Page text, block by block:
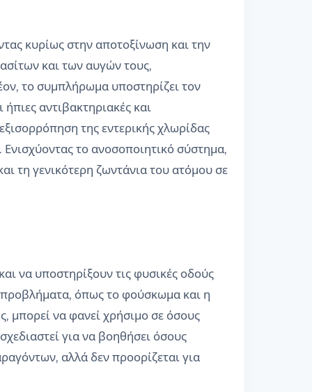
κυρίως στην αποτοξίνωση και την
και των αυγών τους,
το συμπλήρωμα υποστηρίζει τον
αντιβακτηριακές και
της εντερικής χλωρίδας
το ανοσοποιητικό σύστημα,
τη γενικότερη ζωντάνια του ατόμου σε
να υποστηρίξουν τις φυσικές οδούς
προβλήματα, όπως το φούσκωμα και η
μπορεί να φανεί χρήσιμο σε όσους
για να βοηθήσει όσους
αλλά δεν προορίζεται για